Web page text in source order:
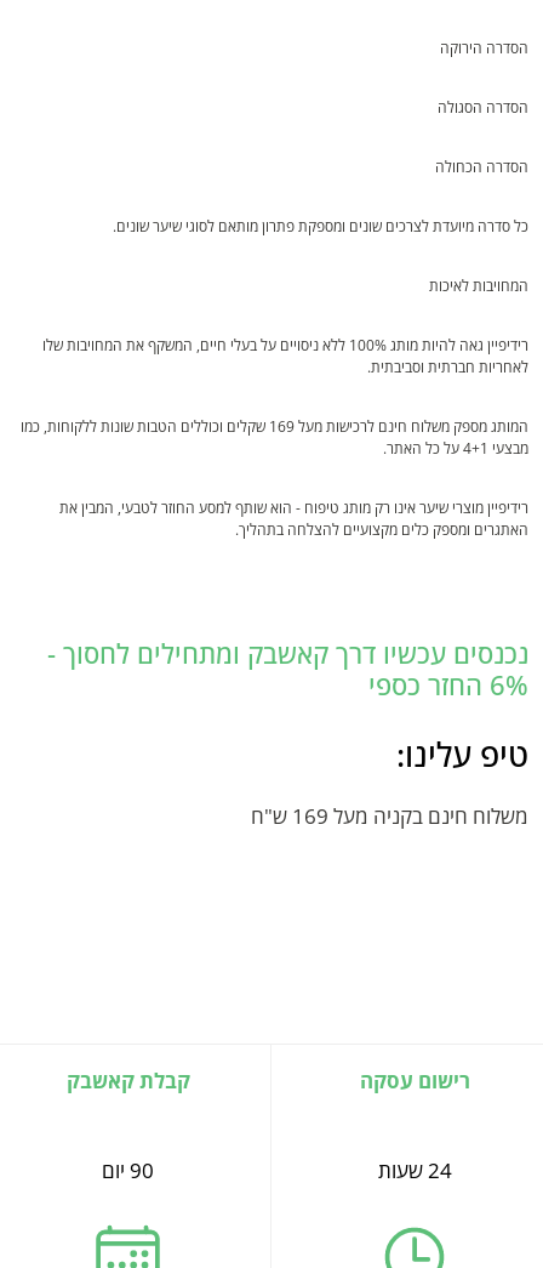
הסדרה הירוקה
הסדרה הסגולה
הסדרה הכחולה
כל סדרה מיועדת לצרכים שונים ומספקת פתרון מותאם לסוגי שיער שונים.
המחויבות לאיכות
רידיפיין גאה להיות מותג 100% ללא ניסויים על בעלי חיים, המשקף את המחויבות שלו
לאחריות חברתית וסביבתית.
המותג מספק משלוח חינם לרכישות מעל 169 שקלים וכוללים הטבות שונות ללקוחות, כמו
מבצעי 4+1 על כל האתר.
רידיפיין מוצרי שיער אינו רק מותג טיפוח - הוא שותף למסע החוזר לטבעי, המבין את
האתגרים ומספק כלים מקצועיים להצלחה בתהליך.
נכנסים עכשיו דרך קאשבק ומתחילים לחסוך -
6% החזר כספי
טיפ עלינו:
משלוח חינם בקניה מעל 169 ש"ח
רישום עסקה
24 שעות
קבלת קאשבק
90 יום